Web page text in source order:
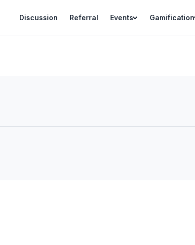
Discussion Referral Events Gamification